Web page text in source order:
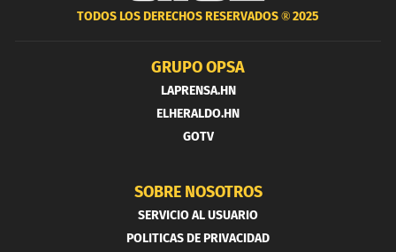
TODOS LOS DERECHOS RESERVADOS ®2025
GRUPO OPSA
LAPRENSA.HN
ELHERALDO.HN
GOTV
SOBRE NOSOTROS
SERVICIO AL USUARIO
POLITICAS DE PRIVACIDAD